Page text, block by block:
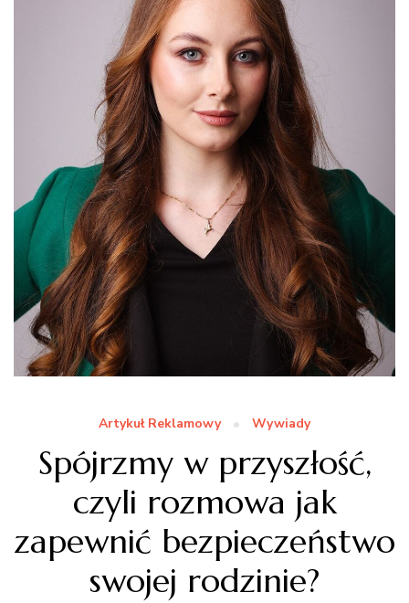
Artykuł Reklamowy Wywiady
Spójrzmy w przyszłość,
czyli rozmowa jak
zapewnić bezpieczeństwo
swojej rodzinie?